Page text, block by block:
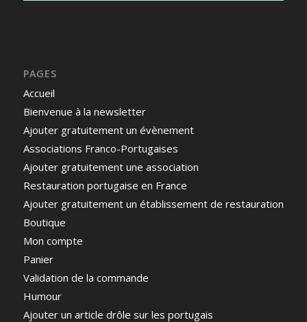
PAGES
Accueil
Bienvenue à la newsletter
Ajouter gratuitement un évènement
Associations Franco-Portugaises
Ajouter gratuitement une association
Restauration portugaise en France
Ajouter gratuitement un établissement de restauration
Boutique
Mon compte
Panier
Validation de la commande
Humour
Ajouter un article drôle sur les portugais